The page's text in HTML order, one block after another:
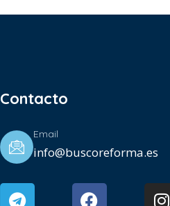
Contacto
Email
info@buscoreforma.es